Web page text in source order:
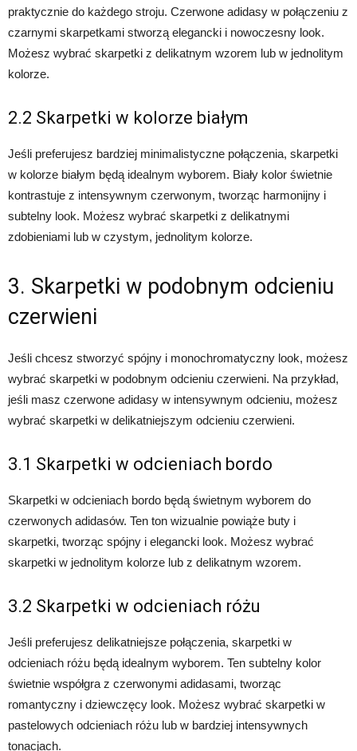
praktycznie do każdego stroju. Czerwone adidasy w połączeniu z
czarnymi skarpetkami stworzą elegancki i nowoczesny look.
Możesz wybrać skarpetki z delikatnym wzorem lub w jednolitym
kolorze.
2.2 Skarpetki w kolorze białym
Jeśli preferujesz bardziej minimalistyczne połączenia, skarpetki
w kolorze białym będą idealnym wyborem. Biały kolor świetnie
kontrastuje z intensywnym czerwonym, tworząc harmonijny i
subtelny look. Możesz wybrać skarpetki z delikatnymi
zdobieniami lub w czystym, jednolitym kolorze.
3. Skarpetki w podobnym odcieniu
czerwieni
Jeśli chcesz stworzyć spójny i monochromatyczny look, możesz
wybrać skarpetki w podobnym odcieniu czerwieni. Na przykład,
jeśli masz czerwone adidasy w intensywnym odcieniu, możesz
wybrać skarpetki w delikatniejszym odcieniu czerwieni.
3.1 Skarpetki w odcieniach bordo
Skarpetki w odcieniach bordo będą świetnym wyborem do
czerwonych adidasów. Ten ton wizualnie powiąże buty i
skarpetki, tworząc spójny i elegancki look. Możesz wybrać
skarpetki w jednolitym kolorze lub z delikatnym wzorem.
3.2 Skarpetki w odcieniach różu
Jeśli preferujesz delikatniejsze połączenia, skarpetki w
odcieniach różu będą idealnym wyborem. Ten subtelny kolor
świetnie współgra z czerwonymi adidasami, tworząc
romantyczny i dziewczęcy look. Możesz wybrać skarpetki w
pastelowych odcieniach różu lub w bardziej intensywnych
tonacjach.